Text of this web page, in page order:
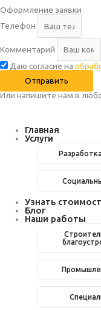
Оформление заявки
Телефон
Комментарий
Даю согласие на
Отправить
Или напишите нам в
Главная
Услуги
Узнать
Блог
Наши работы